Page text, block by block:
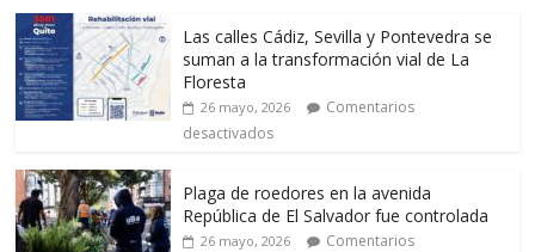
Las calles Cádiz, Sevilla y Pontevedra se
suman a la transformación vial de La
Floresta
26 mayo, 2026
Comentarios
desactivados
Plaga de roedores en la avenida
República de El Salvador fue controlada
26 mayo, 2026
Comentarios